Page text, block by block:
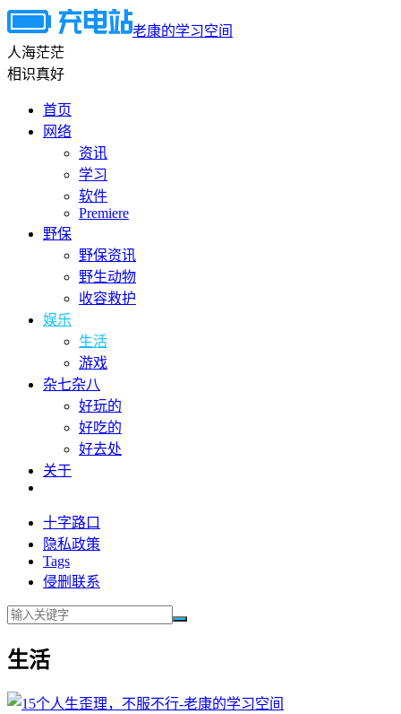
老康的学习空间
人海茫茫
相识真好
首页
网络
资讯
学习
软件
Premiere
野保
野保资讯
野生动物
收容救护
娱乐
生活
游戏
杂七杂八
好玩的
好吃的
好去处
关于
十字路口
隐私政策
Tags
侵删联系
生活